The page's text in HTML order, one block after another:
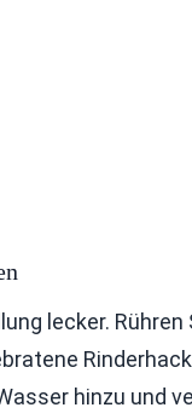
lecker. Rühren
hinzu und